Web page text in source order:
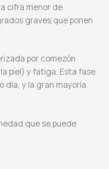
cifra menor de
graves que ponen
por comezón
piel) y fatiga. Esta fase
día, y la gran mayoría
que se puede